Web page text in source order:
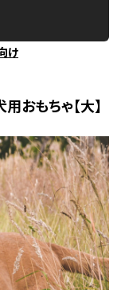
け
おもちゃ【大】